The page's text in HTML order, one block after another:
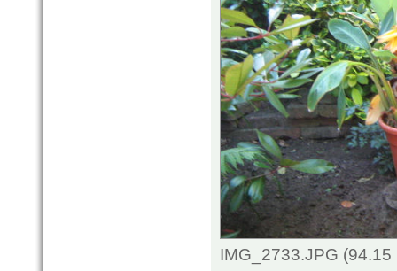
IMG_2733.JPG